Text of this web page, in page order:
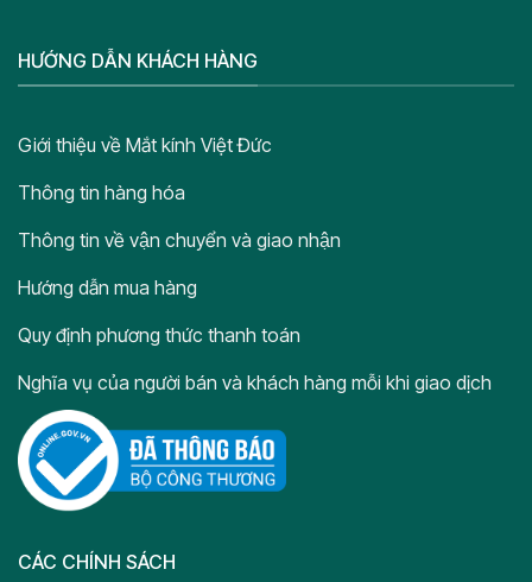
HƯỚNG DẪN KHÁCH HÀNG
Giới thiệu về Mắt kính Việt Đức
Thông tin hàng hóa
Thông tin về vận chuyển và giao nhận
Hướng dẫn mua hàng
Quy định phương thức thanh toán
Nghĩa vụ của người bán và khách hàng mỗi khi giao dịch
CÁC CHÍNH SÁCH